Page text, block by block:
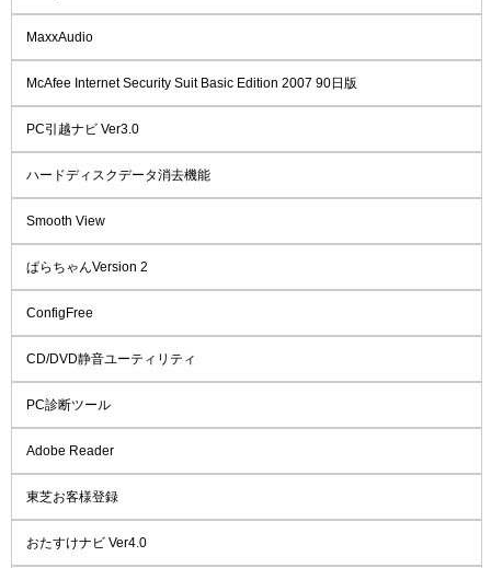
MaxxAudio
McAfee Internet Security Suit Basic Edition 2007 90日版
PC引越ナビ Ver3.0
ハードディスクデータ消去機能
Smooth View
ぱらちゃんVersion 2
ConfigFree
CD/DVD静音ユーティリティ
PC診断ツール
Adobe Reader
東芝お客様登録
おたすけナビ Ver4.0